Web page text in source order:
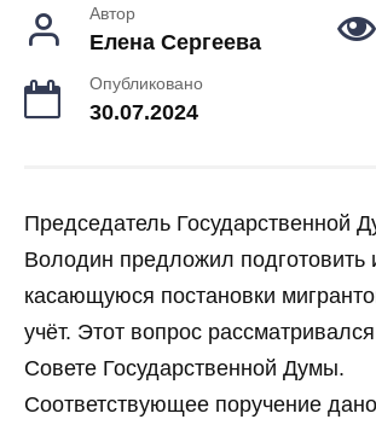
Автор
Елена Сергеева
Опубликовано
30.07.2024
Председатель Государственной
Володин предложил подготовить
касающуюся постановки
учёт. Этот вопрос
Совете Государственной Думы.
Соответствующее поручение